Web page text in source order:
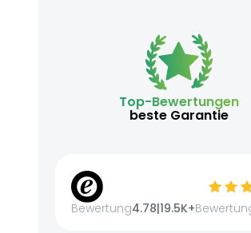
Top-Bewertungen
beste Garantie
Bewertung4.78|19.5K+